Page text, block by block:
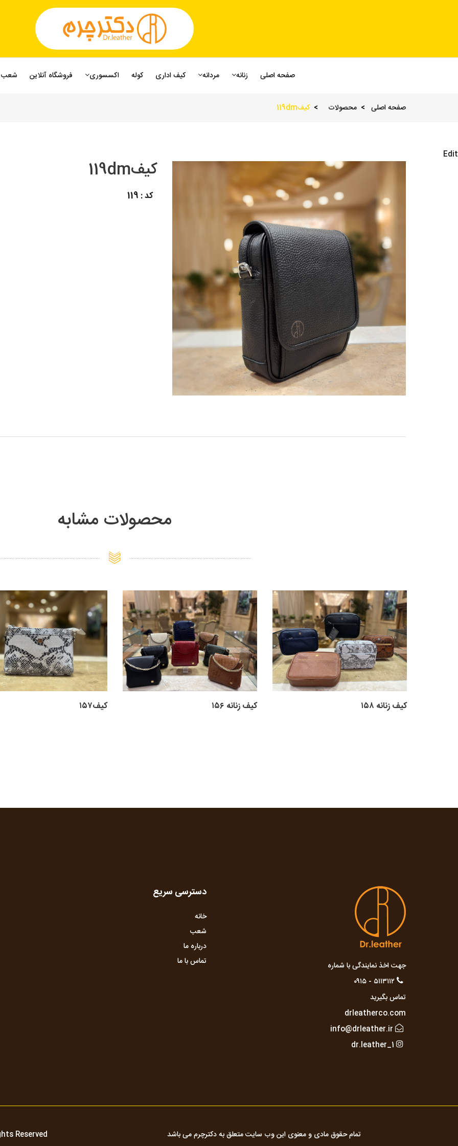
صفحه اصلی زنانه مردانه کیف اداری کوله اکسسوری فروشگاه آنلاین شعب
صفحه اصلی محصولات کیف119dm
Edit
کیف119dm
کد : 119
محصولات مشابه
کیف۱۵۷ کیف زنانه ۱۵۶ کیف زنانه ۱۵۸
جهت اخذ نمایندگی با شماره
۵۱۱۳۱۱۲ - ۰۹۱۵
تماس بگیرید
drleatherco.com
info@drleather.ir
dr.leather_1
دسترسی سریع
خانه
شعب
درباره ما
تماس با ما
تمام حقوق مادی و معنوی این وب سایت متعلق به دکترچرم می باشد Reserved